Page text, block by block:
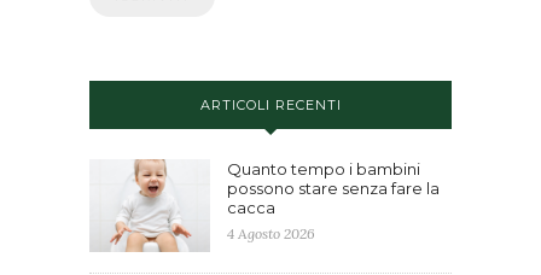
ARTICOLI RECENTI
Quanto tempo i bambini
possono stare senza fare la
cacca
4 Agosto 2026